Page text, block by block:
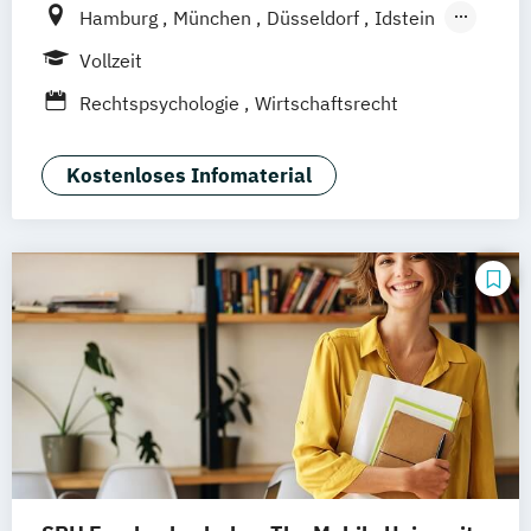
Hamburg München Düsseldorf
Idstein
Berlin
Braunschweig Erfurt
Vollzeit
Rechtspsychologie
Wirtschaftsrecht
Kostenloses Infomaterial